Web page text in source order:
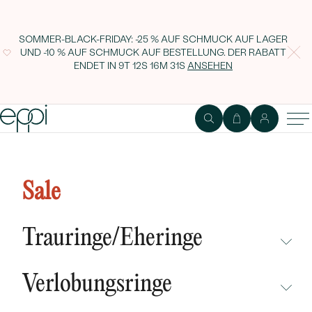
SOMMER-BLACK-FRIDAY: -25 % AUF SCHMUCK AUF LAGER
UND -10 % AUF SCHMUCK AUF BESTELLUNG. DER RABATT
ENDET IN 9T 12S 16M 30S ANSEHEN
Sale
Trauringe/Eheringe
NEUHEITEN
Verlobungsringe
Grown Diamanten Rosa